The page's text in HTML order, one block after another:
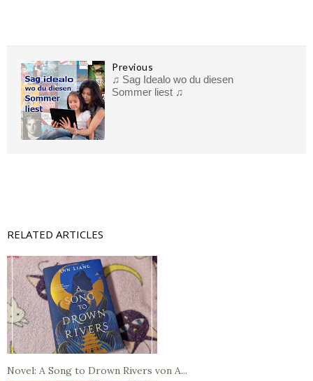
Previous
♫ Sag Idealo wo du diesen
Sommer liest ♫
RELATED ARTICLES
Novel: A Song to Drown Rivers von A...